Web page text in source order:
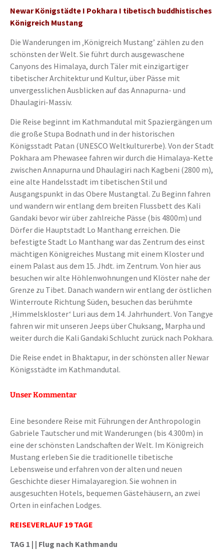
Newar Königstädte I Pokhara I tibetisch buddhistisches
Königreich Mustang
Die Wanderungen im ‚Königreich Mustang’ zählen zu den
schönsten der Welt. Sie führt durch ausgewaschene
Canyons des Himalaya, durch Täler mit einzigartiger
tibetischer Architektur und Kultur, über Pässe mit
unvergesslichen Ausblicken auf das Annapurna- und
Dhaulagiri-Massiv.
Die Reise beginnt im Kathmandutal mit Spaziergängen um
die große Stupa Bodnath und in der historischen
Königsstadt Patan (UNESCO Weltkulturerbe). Von der Stadt
Pokhara am Phewasee fahren wir durch die Himalaya-Kette
zwischen Annapurna und Dhaulagiri nach Kagbeni (2800 m),
eine alte Handelsstadt im tibetischen Stil und
Ausgangspunkt in das Obere Mustangtal. Zu Beginn fahren
und wandern wir entlang dem breiten Flussbett des Kali
Gandaki bevor wir über zahlreiche Pässe (bis 4800m) und
Dörfer die Hauptstadt Lo Manthang erreichen. Die
befestigte Stadt Lo Manthang war das Zentrum des einst
mächtigen Königreiches Mustang mit einem Kloster und
einem Palast aus dem 15. Jhdt. im Zentrum. Von hier aus
besuchen wir alte Höhlenwohnungen und Klöster nahe der
Grenze zu Tibet. Danach wandern wir entlang der östlichen
Winterroute Richtung Süden, besuchen das berühmte
‚Himmelskloster‘ Luri aus dem 14. Jahrhundert. Von Tangye
fahren wir mit unseren Jeeps über Chuksang, Marpha und
weiter durch die Kali Gandaki Schlucht zurück nach Pokhara.
Die Reise endet in Bhaktapur, in der schönsten aller Newar
Königsstädte im Kathmandutal.
Unser Kommentar
Eine besondere Reise mit Führungen der Anthropologin
Gabriele Tautscher und mit Wanderungen (bis 4.300m) in
eine der schönsten Landschaften der Welt. Im Königreich
Mustang erleben Sie die traditionelle tibetische
Lebensweise und erfahren von der alten und neuen
Geschichte dieser Himalayaregion. Sie wohnen in
ausgesuchten Hotels, bequemen Gästehäusern, an zwei
Orten in einfachen Lodges.
REISEVERLAUF 19 TAGE
TAG 1 | | Flug nach Kathmandu